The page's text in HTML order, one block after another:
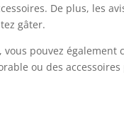
De plus, les
gâter.
pouvez
ou des